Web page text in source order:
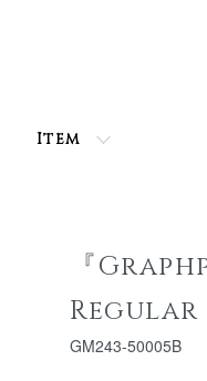
Item
『
GM243-50005B